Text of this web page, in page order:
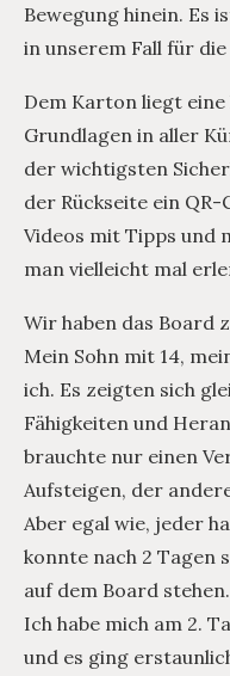
Bewegung hinein. Es
in unserem Fall für
Dem Karton liegt
Grundlagen in aller
der wichtigsten
der Rückseite ein
Videos mit Tipps und
man vielleicht mal
Wir haben das Board
Mein Sohn mit 14,
ich. Es zeigten sich
Fähigkeiten und
brauchte nur einen
Aufsteigen, der
Aber egal wie, jeder
konnte nach 2 Tagen
auf dem Board stehen.
Ich habe mich am 2.
und es ging